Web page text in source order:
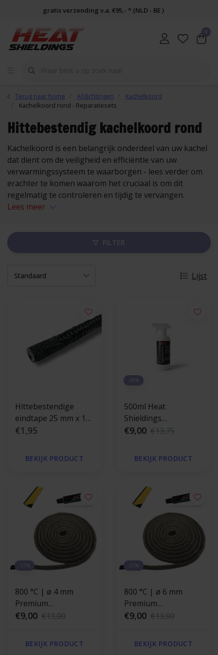
gratis verzending v.a. €95,- * (NLD - BE )
0
Terug naar home Afdichtingen
Kachelkoord
Kachelkoord rond - Reparatiesets
Hittebestendig kachelkoord rond
Kachelkoord is een belangrijk onderdeel van uw kachel
dat dient om de veiligheid en efficiëntie van uw
verwarmingssysteem te waarborgen - lees verder om
erachter te komen waarom het cruciaal is om dit
regelmatig te controleren en tijdig te vervangen.
Lees meer
FILTER
Lijst
Hittebestendige
eindtape 25 mm x 15
cm
€1,95
BEKIJK PRODUCT
-35%
500ml Heat
Shieldings
Kachelruiten Reiniger
€9,00 €13,75
BEKIJK PRODUCT
-31%
800 °C | ø 4 mm
Premium
kachelkoord
€9,00 €13,00
BEKIJK PRODUCT
-31%
800 °C | ø 6 mm
Premium
kachelkoord
€9,00 €13,00
BEKIJK PRODUCT